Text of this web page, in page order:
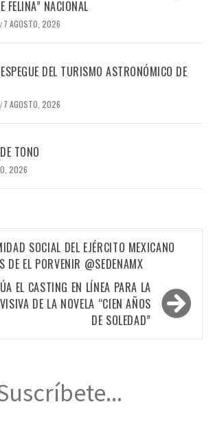
FELINA” NACIONAL
/ 7 AGOSTO, 2026
DEL TURISMO ASTRONÓMICO DE
/ 7 AGOSTO, 2026
TONO
2026
SOCIAL DEL EJÉRCITO MEXICANO
DE EL PORVENIR @SEDENAMX
EL CASTING EN LÍNEA PARA LA
DE LA NOVELA “CIEN AÑOS
DE SOLEDAD”